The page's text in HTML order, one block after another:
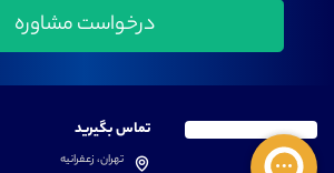
تماس بگیرید
تهران، زعفرانیه